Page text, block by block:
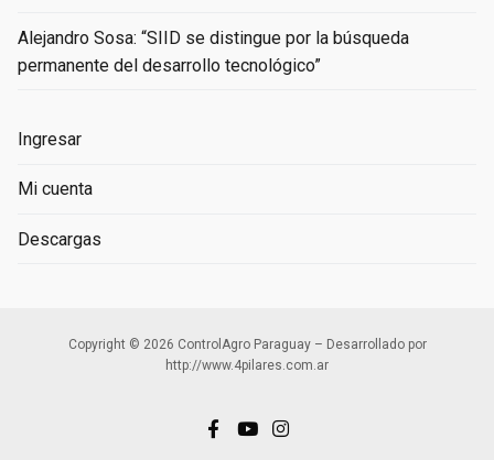
Alejandro Sosa: “SIID se distingue por la búsqueda
permanente del desarrollo tecnológico”
Ingresar
Mi cuenta
Descargas
Copyright © 2026 ControlAgro Paraguay – Desarrollado por
http://www.4pilares.com.ar